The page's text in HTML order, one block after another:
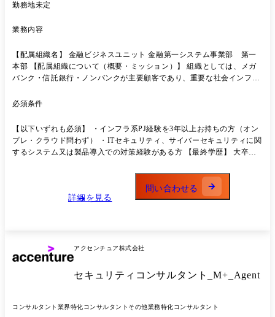
勤務地未定
業務内容
【配属組織名】 金融ビジネスユニット 金融第一システム事業部 第一
本部 【配属組織について（概要・ミッション）】 組織としては、メガ
バンク・信託銀行・ノンバンクが主要顧客であり、重要な社会インフラ
様々な技術を組み合わせて社会に今までにない価値をもたらすことがで
術を活用した生産性の向上・DX事業拡大、更に業種・業態の枠を越え
てお客様の経営課題を解決する経営パートナーをめざしていきます。
【携わる事業・ビジネス・サービス・製品など】 ●ビジネス観点： 配属
行います。 主要顧客へのセキュリティ関連システムの提案・構築だけで
なく、日立内の関連部署と連携しながら複数の金融系顧客へ展開するこ
とを想定したビジネス(ソリューション開発、マネタイズ、販売戦略、な
Exabeam(on-premises/SaaS) ・ID管理：Microsoft Active Directory(on-
premises)、Microsoft Entra ID、Cyber Ark ・Secret管理：Hashicorp
Vault(on-premises) ※今後、主要顧客ニーズ、ビジネスの動向により取り
ラを支えるために、セキュリティ製品・サービス開発・導入プロジェク
必須条件
【以下いずれも必須】 ・インフラ系PJ経験を3年以上お持ちの方（オン
プレ・クラウド問わず） ・ITセキュリティ、サイバーセキュリティに関
するシステム又は製品導入での対策経験がある方 【最終学歴】 大卒以
詳細を見る
問い合わせる
アクセンチュア株式会社
セキュリティコンサルタント_M+_Agent
コンサルタント 業界特化コンサルタント その他業務特化コンサルタント